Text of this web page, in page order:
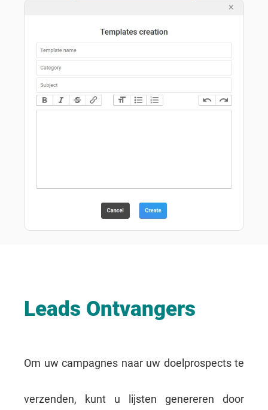
Leads Ontvangers
Om uw campagnes naar uw doelprospects te
verzenden, kunt u lijsten genereren door